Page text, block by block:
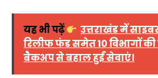
यह भी पढ़ें
उत्तराखंड में
रिलीफ फंड समेत 10 विभागों की
बैकअप से बहाल हुईं सेवाएं।